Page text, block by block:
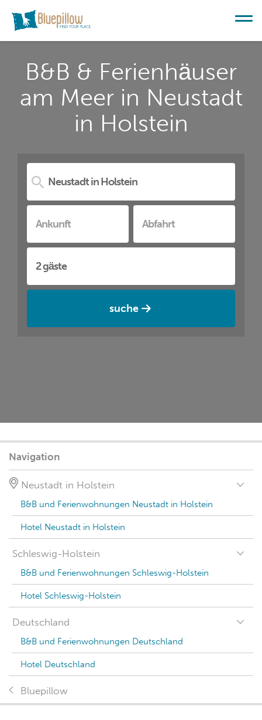
B&B & Ferienhäuser
am Meer in Neustadt
in Holstein
suche
Navigation
Neustadt in Holstein
B&B und Ferienwohnungen Neustadt in Holstein
Hotel Neustadt in Holstein
Schleswig-Holstein
B&B und Ferienwohnungen Schleswig-Holstein
Hotel Schleswig-Holstein
Deutschland
B&B und Ferienwohnungen Deutschland
Hotel Deutschland
Bluepillow